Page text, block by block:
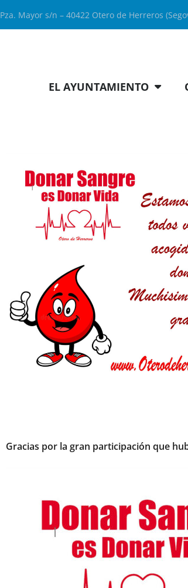
Pza. Mayor s/n – 40422 Otero de Herreros
EL AYUNTAMIENTO
Gracias por la gran participación que